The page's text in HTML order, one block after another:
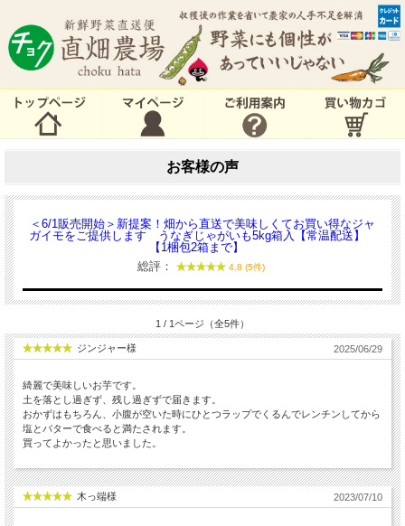
お客様の声
＜6/1販売開始＞新提案！畑から直送で美味しくてお買い得なジャ
ガイモをご提供します うなぎじゃがいも5kg箱入【常温配送】
【1梱包2箱まで】
総評：
4.8 (5件)
1 / 1ページ（全5件）
ジンジャー様 2025/06/29
綺麗で美味しいお芋です。
土を落とし過ぎず、残し過ぎずで届きます。
おかずはもちろん、小腹が空いた時にひとつラップでくるんでレンチンしてから
塩とバターで食べると満たされます。
買ってよかったと思いました。
木っ端様 2023/07/10